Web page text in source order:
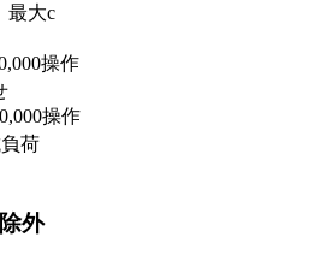
最大c
操作
操作
荷
外